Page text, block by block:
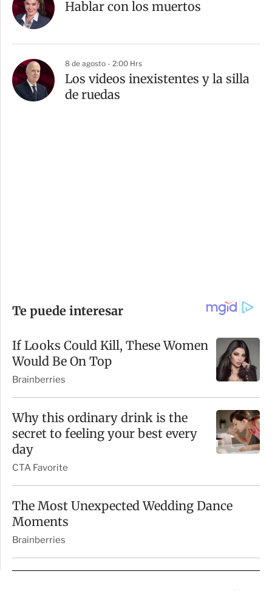
Hablar con los muertos
8 de agosto - 2:00 Hrs
Los videos inexistentes y la silla
de ruedas